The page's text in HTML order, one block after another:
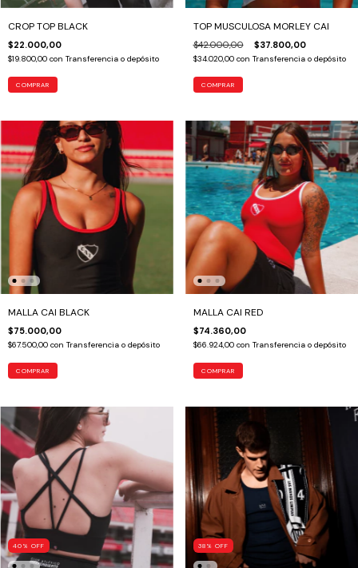
CROP TOP BLACK
$22.000,00
$19.800,00 con Transferencia o depósito
COMPRAR
TOP MUSCULOSA MORLEY CAI
$42.000,00 $37.800,00
$34.020,00 con Transferencia o depósito
COMPRAR
MALLA CAI BLACK
$75.000,00
$67.500,00 con Transferencia o depósito
COMPRAR
MALLA CAI RED
$74.360,00
$66.924,00 con Transferencia o depósito
COMPRAR
40 % OFF 38 % OFF